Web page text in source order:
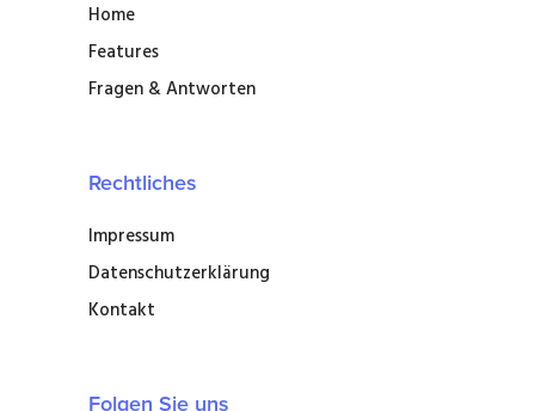
Home
Features
Fragen & Antworten
Rechtliches
Impressum
Datenschutzerklärung
Kontakt
Folgen Sie uns